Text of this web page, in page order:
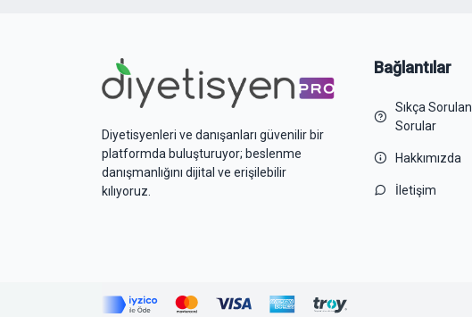
Diyetisyenleri ve danışanları güvenilir bir
platformda buluşturuyor; beslenme
danışmanlığını dijital ve erişilebilir
kılıyoruz.
Bağlantılar
Sıkça Sorulan
Sorular
Hakkımızda
İletişim